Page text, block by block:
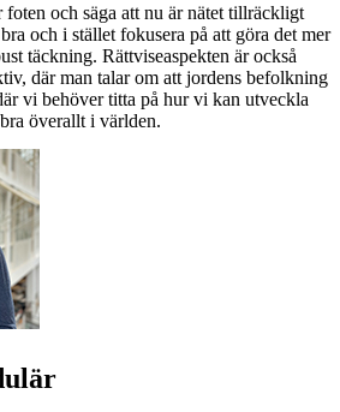
foten och säga att nu är nätet tillräckligt
och i stället fokusera på att göra det mer
täckning. Rättviseaspekten är också
där man talar om att jordens befolkning
vi behöver titta på hur vi kan utveckla
överallt i världen.